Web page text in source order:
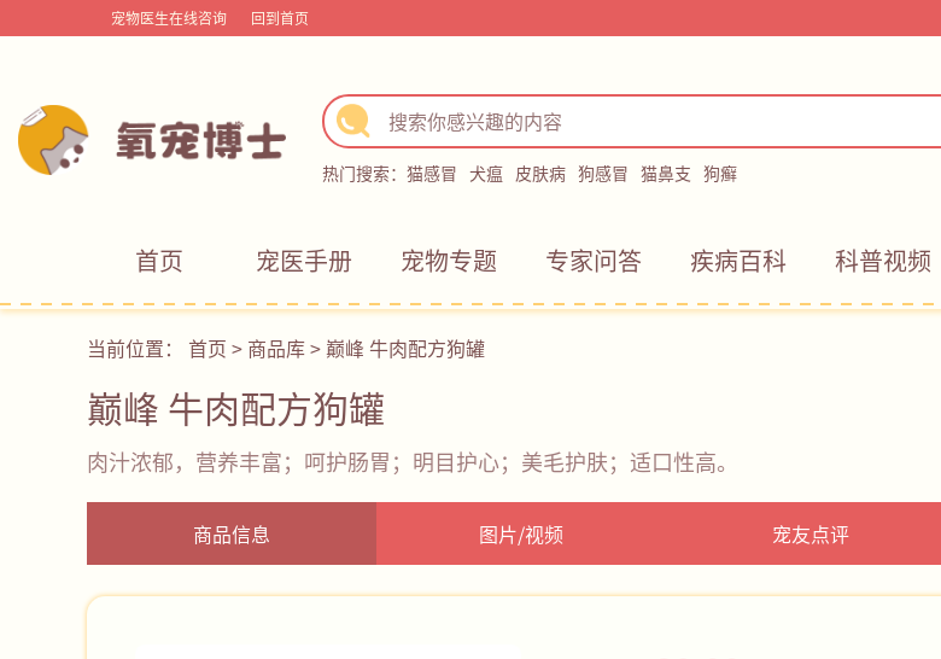
宠物医生在线咨询 回到首页
热门搜索： 猫感冒 犬瘟 皮肤病 狗感冒 猫鼻支 狗癣
首页 宠医手册 宠物专题 专家问答 疾病百科 科普视频
当前位置： 首页 > 商品库>巅峰 牛肉配方狗罐
巅峰 牛肉配方狗罐
肉汁浓郁，营养丰富；呵护肠胃；明目护心；美毛护肤；适口性高。
商品信息 图片/视频 宠友点评